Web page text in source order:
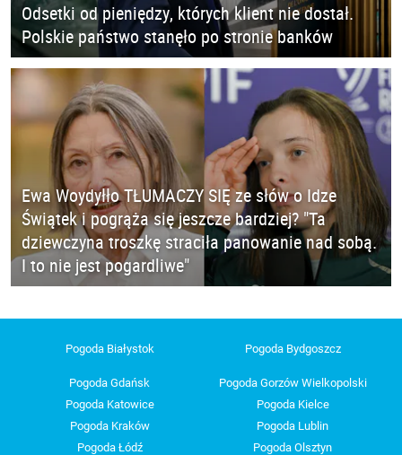
Odsetki od pieniędzy, których klient nie dostał.
Polskie państwo stanęło po stronie banków
Ewa Woydyłło TŁUMACZY SIĘ ze słów o Idze
Świątek i pogrąża się jeszcze bardziej? "Ta
dziewczyna troszkę straciła panowanie nad sobą.
I to nie jest pogardliwe"
Pogoda Białystok Pogoda Bydgoszcz
Pogoda Gdańsk
Pogoda Gorzów Wielkopolski
Pogoda Katowice
Pogoda Kielce
Pogoda Kraków
Pogoda Lublin
Pogoda Łódź
Pogoda Olsztyn